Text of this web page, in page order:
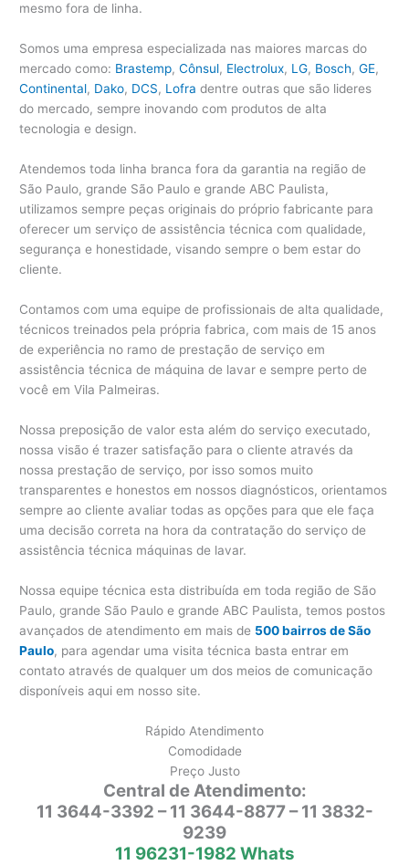
mesmo fora de linha.
Somos uma empresa especializada nas maiores marcas do
mercado como: Brastemp,Cônsul, Electrolux, LG, Bosch,GE,
Continental, Dako, DCS, Lofra dentre outras que são lideres
do mercado, sempre inovando com produtos de alta
tecnologia e design.
Atendemos toda linha branca fora da garantia na região de
São Paulo, grande São Paulo e grande ABC Paulista,
utilizamos sempre peças originais do próprio fabricante para
oferecer um serviço de assistência técnica com qualidade,
segurança e honestidade, visando sempre o bem estar do
cliente.
Contamos com uma equipe de profissionais de alta qualidade,
técnicos treinados pela própria fabrica, com mais de 15 anos
de experiência no ramo de prestação de serviço em
assistência técnica de máquina de lavar e sempre perto de
você em Vila Palmeiras.
Nossa preposição de valor esta além do serviço executado,
nossa visão é trazer satisfação para o cliente através da
nossa prestação de serviço, por isso somos muito
transparentes e honestos em nossos diagnósticos, orientamos
sempre ao cliente avaliar todas as opções para que ele faça
uma decisão correta na hora da contratação do serviço de
assistência técnica máquinas de lavar.
Nossa equipe técnica esta distribuída em toda região de São
Paulo, grande São Paulo e grande ABC Paulista, temos postos
avançados de atendimento em mais de 500 bairros de São
Paulo, para agendar uma visita técnica basta entrar em
contato através de qualquer um dos meios de comunicação
disponíveis aqui em nosso site.
Rápido Atendimento
Comodidade
Preço Justo
Central de Atendimento:
11 3644-3392 – 11 3644-8877 – 11 3832-
9239
11 96231-1982 Whats